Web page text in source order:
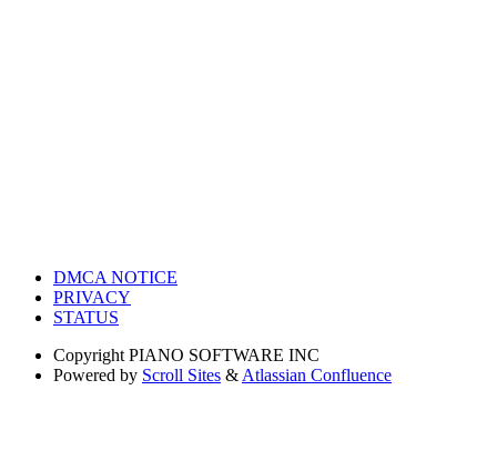
DMCA NOTICE
PRIVACY
STATUS
Copyright PIANO SOFTWARE INC
Powered by Scroll Sites & Atlassian Confluence